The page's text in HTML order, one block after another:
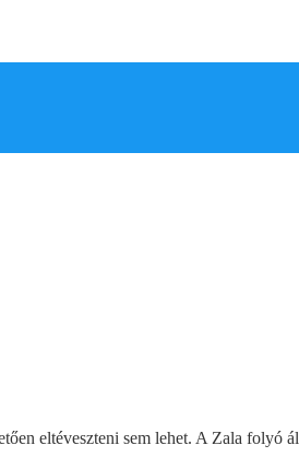
eltéveszteni sem lehet. A Zala folyó